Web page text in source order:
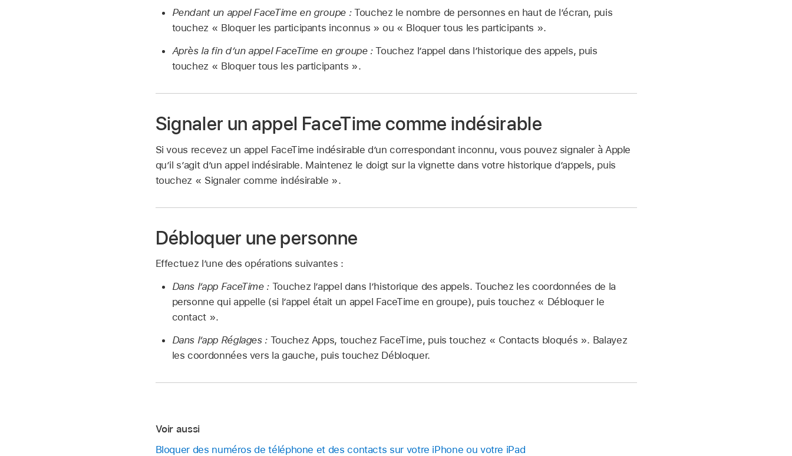
Pendant un appel FaceTime en groupe : Touchez le nombre de personnes en haut de l’écran, puis
touchez « Bloquer les participants inconnus » ou « Bloquer tous les participants ».
Après la fin d’un appel FaceTime en groupe :Touchez l’appel dans l’historique des appels, puis
touchez « Bloquer tous les participants ».
Signaler un appel FaceTime comme indésirable
Si vous recevez un appel FaceTime indésirable d’un correspondant inconnu, vous pouvez signaler à Apple
qu’il s’agit d’un appel indésirable. Maintenez le doigt sur la vignette dans votre historique d’appels, puis
touchez « Signaler comme indésirable ».
Débloquer une personne
Effectuez l’une des opérations suivantes :
Dans l’app FaceTime : Touchez l’appel dans l’historique des appels. Touchez les coordonnées de la
personne qui appelle (si l’appel était un appel FaceTime en groupe), puis touchez « Débloquer le
contact ».
Dans l’app Réglages : Touchez Apps, touchez FaceTime, puis touchez « Contacts bloqués ». Balayez
les coordonnées vers la gauche, puis touchez Débloquer.
Voir aussi
Bloquer des numéros de téléphone et des contacts sur votre iPhone ou votre iPad